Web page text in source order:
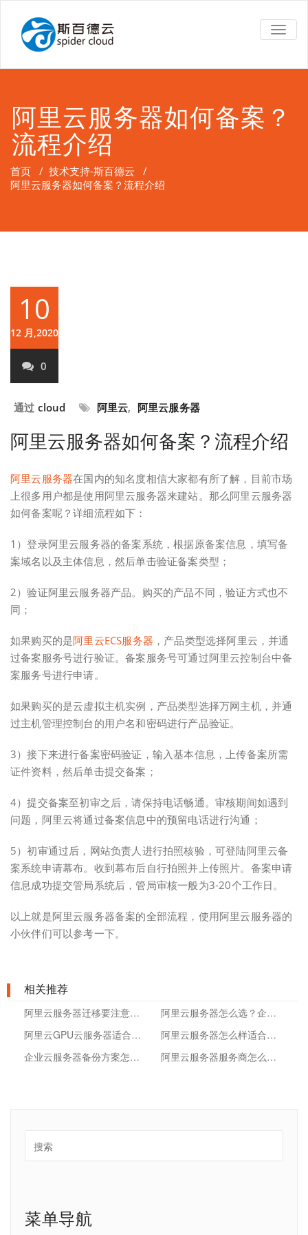
阿里云服务器如何备案？
流程介绍
首页 / 技术支持-斯百德云 /
阿里云服务器如何备案？流程介绍
10
12 月,2020
0
通过 cloud 阿里云, 阿里云服务器
阿里云服务器如何备案？流程介绍
阿里云服务器在国内的知名度相信大家都有所了解，目前市场
上很多用户都是使用阿里云服务器来建站。那么阿里云服务器
如何备案呢？详细流程如下：
1）登录阿里云服务器的备案系统，根据原备案信息，填写备
案域名以及主体信息，然后单击验证备案类型；
2）验证阿里云服务器产品。购买的产品不同，验证方式也不
同；
如果购买的是阿里云ECS服务器 ，产品类型选择阿里云，并通
过备案服务号进行验证。备案服务号可通过阿里云控制台中备
案服务号进行申请。
如果购买的是云虚拟主机实例，产品类型选择万网主机，并通
过主机管理控制台的用户名和密码进行产品验证。
3）接下来进行备案密码验证，输入基本信息，上传备案所需
证件资料，然后单击提交备案；
4）提交备案至初审之后，请保持电话畅通。审核期间如遇到
问题，阿里云将通过备案信息中的预留电话进行沟通；
5）初审通过后，网站负责人进行拍照核验，可登陆阿里云备
案系统申请幕布。收到幕布后自行拍照并上传照片。备案申请
信息成功提交管局系统后，管局审核一般为3-20个工作日。
以上就是阿里云服务器备案的全部流程，使用阿里云服务器的
小伙伴们可以参考一下。
相关推荐
阿里云服务器迁移要注意什么？
阿里云服务器怎么选？企业购买云服务器前的实用参考
阿里云GPU云服务器适合哪些业务？先看算力场景、预算和运维责任
阿里云服务器怎么样适合企业用吗？从选型、部署到运维避坑讲清楚
企业云服务器备份方案怎么做？从数据恢复到容灾演练的落地思路
阿里云服务器服务商怎么选？企业采购和运维前要看这几点
菜单导航